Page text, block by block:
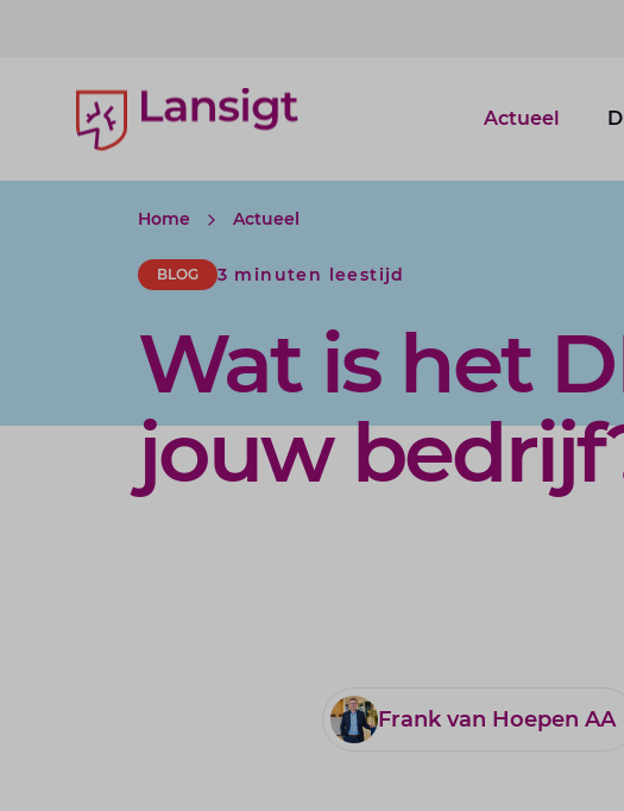
Lansigt Accountants logo
Actueel
Home Actueel
BLOG 3 minuten leestijd
Wat is het
jouw
Frank van Hoepen AA